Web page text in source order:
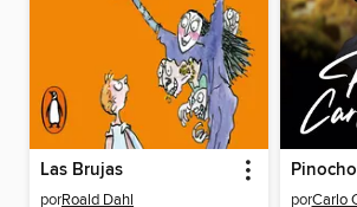
Las Brujas
porRoald Dahl
Pinocho
porCarlo